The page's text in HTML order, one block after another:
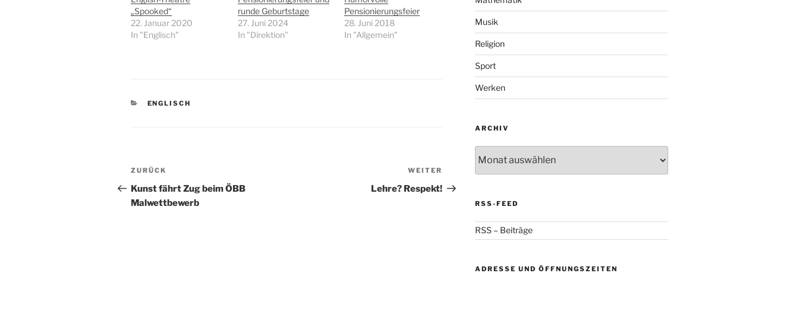
„Spooked“
22. Januar 2020
In "Englisch"
runde Geburtstage
27. Juni 2024
In "Direktion"
Pensionierungsfeier
28. Juni 2018
In "Allgemein"
KATEGORIEN
ENGLISCH
Beitragsnavigation
Vorheriger
Beitrag
ZURÜCK
Kunst fährt Zug beim ÖBB
Malwettbewerb
Nächster
Beitrag
WEITER
Lehre? Respekt!
Musik
Religion
Sport
Werken
ARCHIV
RSS-FEED
RSS – Beiträge
ADRESSE UND ÖFFNUNGSZEITEN